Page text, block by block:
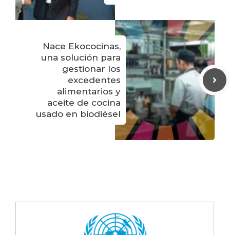
Nace Ekococinas,
una solución para
gestionar los
excedentes
alimentarios y
aceite de cocina
usado en biodiésel